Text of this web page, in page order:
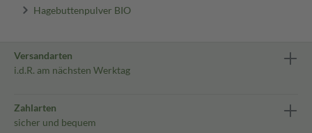
Hagebuttenpulver BIO
Versandarten
i.d.R. am nächsten Werktag
Zahlarten
sicher und bequem